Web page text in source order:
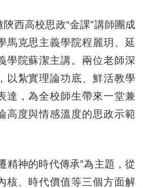
高校思政“金課”講師團成
馬克思主義學院程麗玥、延
學院蘇潔主講。兩位老師深
以紮實理論功底、鮮活教學
達，為全校師生帶來一堂兼
高度與情感溫度的思政示範
神的時代傳承”為主題，從
核、時代價值等三個方面解